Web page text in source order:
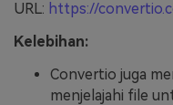
URL: https://
Kelebihan:
Convertio juga
menjelajahi file